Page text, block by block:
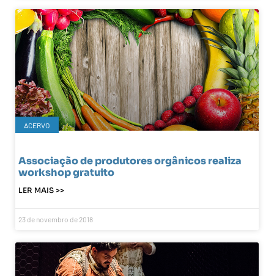
ACERVO
Associação de produtores orgânicos realiza
workshop gratuito
LER MAIS >>
23 de novembro de 2018